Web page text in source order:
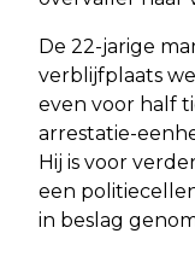
De 22-jarige
verblijfplaats
even voor half
arrestatie-
Hij is voor
een
in beslag